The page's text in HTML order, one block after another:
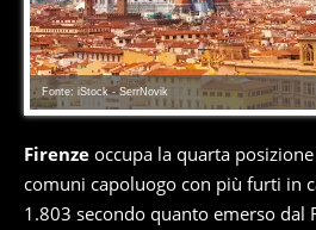
Fonte: iStock - SerrNovik
Firenze occupa la quarta
comuni capoluogo con più furti in
1.803 secondo quanto emerso dal